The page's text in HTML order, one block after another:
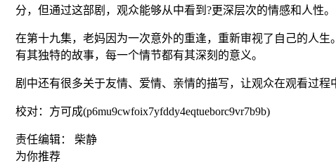
分，但通过这部剧，观众能够从中看到?更深层次的情感和人性。
在第十九集，老妈因为一次意外的重逢，重新审视了自己的人
有其独特的故事，每一个情节都有其深刻的意义。
剧中还有很多关于友情、爱情、亲情的描写，让观众在观看过
校对：方可成(p6mu9cwfoix7yfddy4eqtueborc9vr7b9b)
责任编辑： 柴静
为你推荐